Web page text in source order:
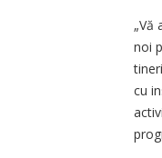
„Vă
noi
cu